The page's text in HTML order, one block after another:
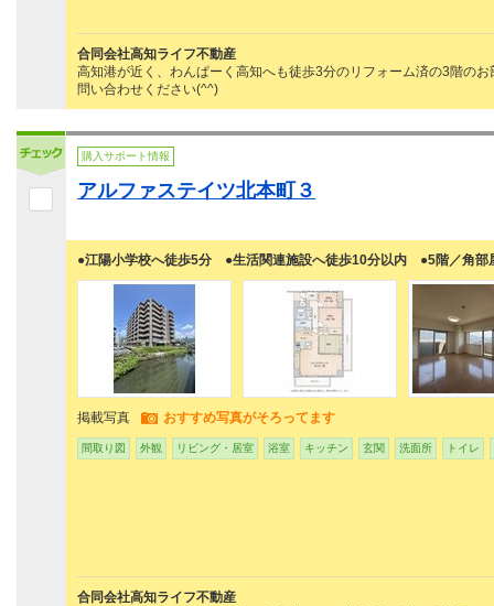
合同会社高知ライフ不動産
高知港が近く、わんぱーく高知へも徒歩3分のリフォーム済の3階の
問い合わせください(^^)
購入サポート情報
アルファステイツ北本町３
●江陽小学校へ徒歩5分 ●生活関連施設へ徒歩10分以内 ●5階／角
掲載写真 おすすめ写真がそろってます
間取り図 外観 リビング・居室 浴室 キッチン 玄関 洗面所 トイレ
合同会社高知ライフ不動産